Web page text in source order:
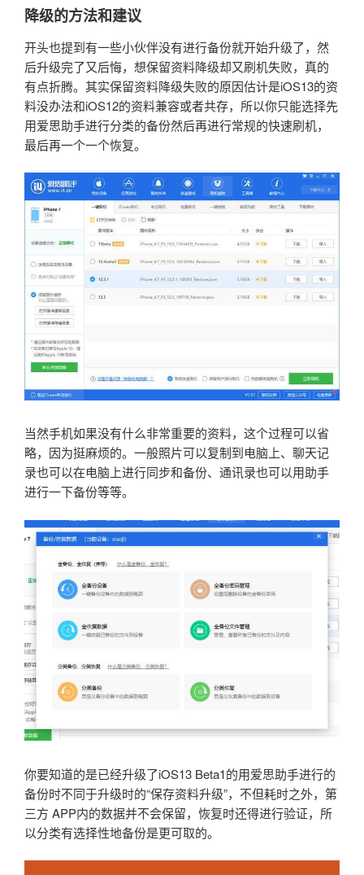
降级的方法和建议
开头也提到有一些小伙伴没有进行备份就开始升级了，然
后升级完了又后悔，想保留资料降级却又刷机失败，真的
有点折腾。其实保留资料降级失败的原因估计是iOS13的资
料没办法和iOS12的资料兼容或者共存，所以你只能选择先
用爱思助手进行分类的备份然后再进行常规的快速刷机，
最后再一个一个恢复。
当然手机如果没有什么非常重要的资料，这个过程可以省
略，因为挺麻烦的。一般照片可以复制到电脑上、聊天记
录也可以在电脑上进行同步和备份、通讯录也可以用助手
进行一下备份等等。
你要知道的是已经升级了iOS13 Beta1的用爱思助手进行的
备份时不同于升级时的“保存资料升级”，不但耗时之外，第
三方 APP内的数据并不会保留，恢复时还得进行验证，所
以分类有选择性地备份是更可取的。